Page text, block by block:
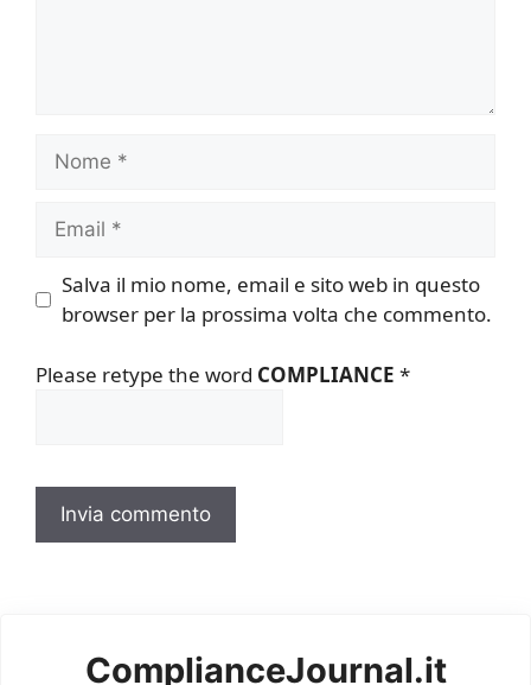
Nome
Email
Salva il mio nome, email e sito web in questo
browser per la prossima volta che commento.
Please retype the word COMPLIANCE *
ComplianceJournal.it